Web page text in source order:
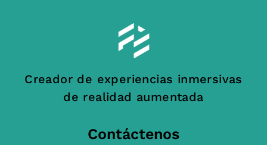
Creador de experiencias inmersivas
de realidad aumentada
Contáctenos